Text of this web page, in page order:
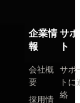
企業情
報
会社概
要
採用情
サ
ト
サポ
トに
絡